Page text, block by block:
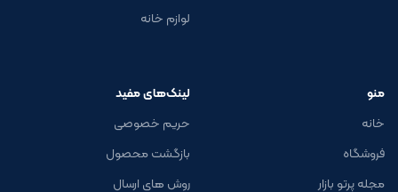
لوازم خانه
منو
خانه
فروشگاه
مجله پرتو بازار
لینک‌های مفید
حریم خصوصی
بازگشت محصول
روش های ارسال